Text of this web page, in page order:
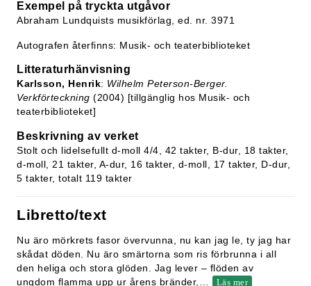
Exempel på tryckta utgåvor
Abraham Lundquists musikförlag, ed. nr. 3971
Autografen återfinns: Musik- och teaterbiblioteket
Litteraturhänvisning
Karlsson, Henrik: Wilhelm Peterson-Berger.
Verkförteckning (2004) [tillgänglig hos Musik- och
teaterbiblioteket]
Beskrivning av verket
Stolt och lidelsefullt d-moll 4/4, 42 takter, B-dur, 18 takter,
d-moll, 21 takter, A-dur, 16 takter, d-moll, 17 takter, D-dur,
5 takter, totalt 119 takter
Libretto/text
Nu äro mörkrets fasor övervunna, nu kan jag le, ty jag har
skådat döden. Nu äro smärtorna som ris förbrunna i all
den heliga och stora glöden. Jag lever – flöden av
ungdom flamma upp ur årens bränder,
Läs mer